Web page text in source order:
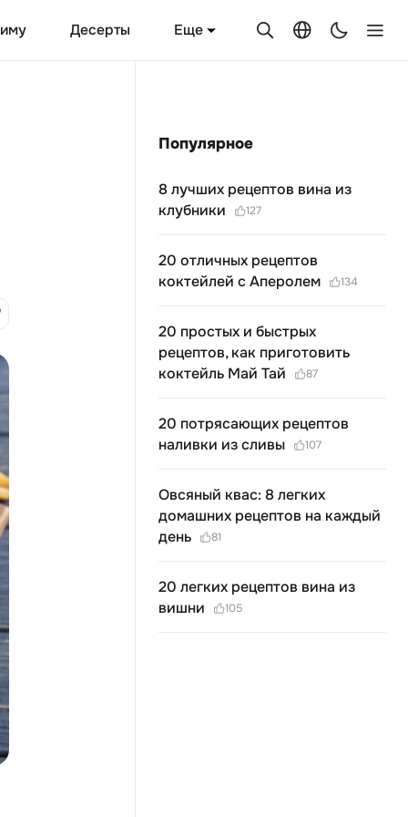
Десерты Еще
Популярное
8 лучших рецептов вина из
клубники
127
20 отличных рецептов
коктейлей с Аперолем
134
20 простых и быстрых
рецептов, как приготовить
коктейль Май Тай
87
20 потрясающих рецептов
наливки из сливы
107
Овсяный квас: 8 легких
домашних рецептов на каждый
день
81
20 легких рецептов вина из
вишни
105